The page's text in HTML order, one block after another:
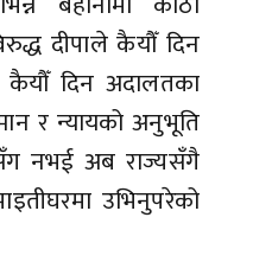
दीपाले कैयौँ दिन
कैयौँ दिन अदालतका
र न्यायको अनुभूति
नभई अब राज्यसँगै
उभिनुपरेको